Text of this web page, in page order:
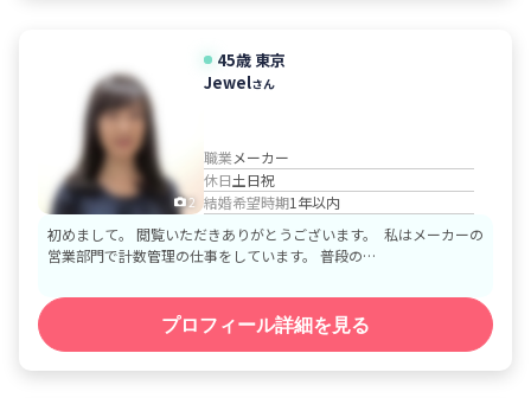
2
45歳 東京
Jewelさん
職業 メーカー
休日土日祝
結婚希望時期1年以内
初めまして。 閲覧いただきありがとうございます。 私はメーカーの
営業部門で計数管理の仕事をしています。 普段の…
プロフィール詳細を見る